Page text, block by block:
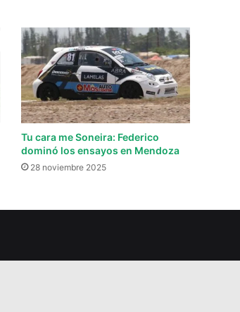
Tu cara me Soneira: Federico
dominó los ensayos en Mendoza
28 noviembre 2025